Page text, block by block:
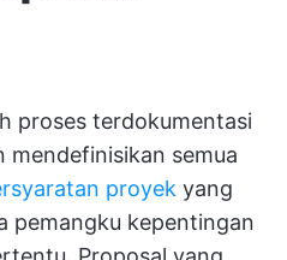
proses terdokumentasi
mendefinisikan semua
proyek yang
pemangku kepentingan